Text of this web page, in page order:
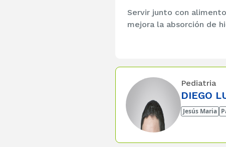
Servir junto con
mejora la absorción de
Pediatria
DIEGO
Jesús Maria